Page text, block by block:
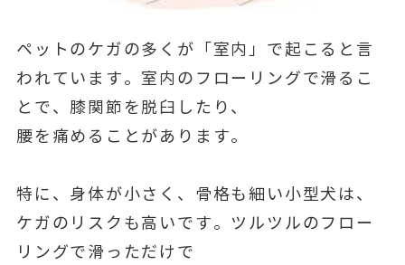
ペットのケガの多くが「室内」で起こると言
われています。室内のフローリングで滑るこ
とで、膝関節を脱臼したり、
腰を痛めることがあります。
特に、身体が小さく、骨格も細い小型犬は、
ケガのリスクも高いです。ツルツルのフロー
リングで滑っただけで